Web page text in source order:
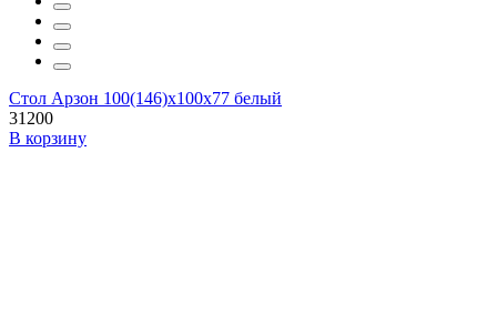
Стол Арзон 100(146)х100х77 белый
31200
В корзину